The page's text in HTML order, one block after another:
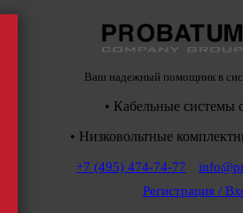
Ваш надежный помощник в
• Кабельные системы
• Низковольтные
+7 (495) 474-74-77
Регистрация /